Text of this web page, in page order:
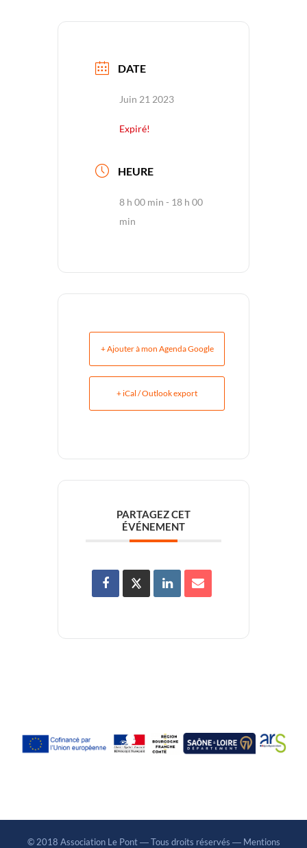
DATE
Juin 21 2023
Expiré!
HEURE
8 h 00 min - 18 h 00
min
+ Ajouter à mon Agenda Google
+ iCal / Outlook export
PARTAGEZ CET
ÉVÉNEMENT
© 2018 Association Le Pont ― Tous droits réservés ― Mentions